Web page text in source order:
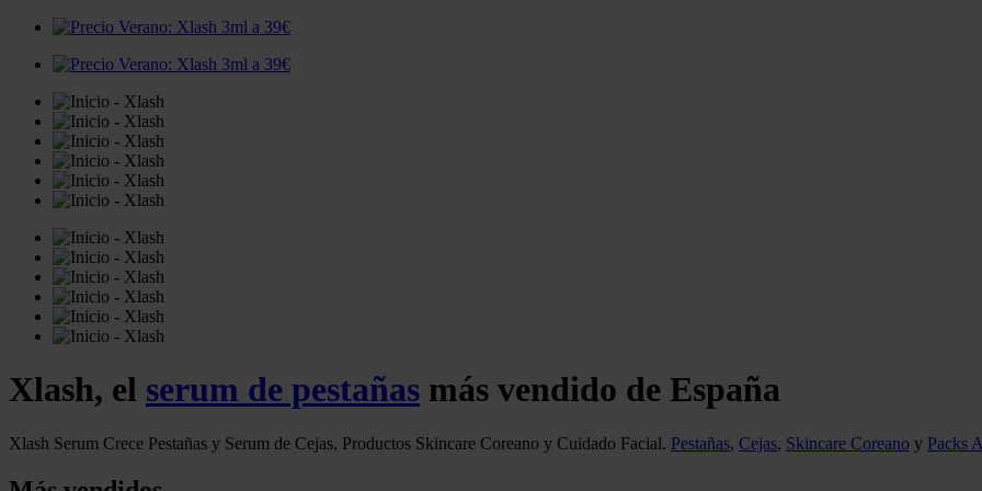
Xlash, el serum de pestañas más vendido de España
Xlash Serum Crece Pestañas y Serum de Cejas, Productos Skincare Coreano y Cuidado Facial. Pestañas, Cejas, Skincare Coreano y Packs